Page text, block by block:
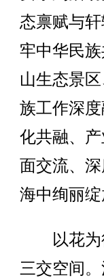
态禀赋与
牢中华民
山生态景
族工作深
化共融、
面交流、
海中绚丽绽
以花为径
三交空间